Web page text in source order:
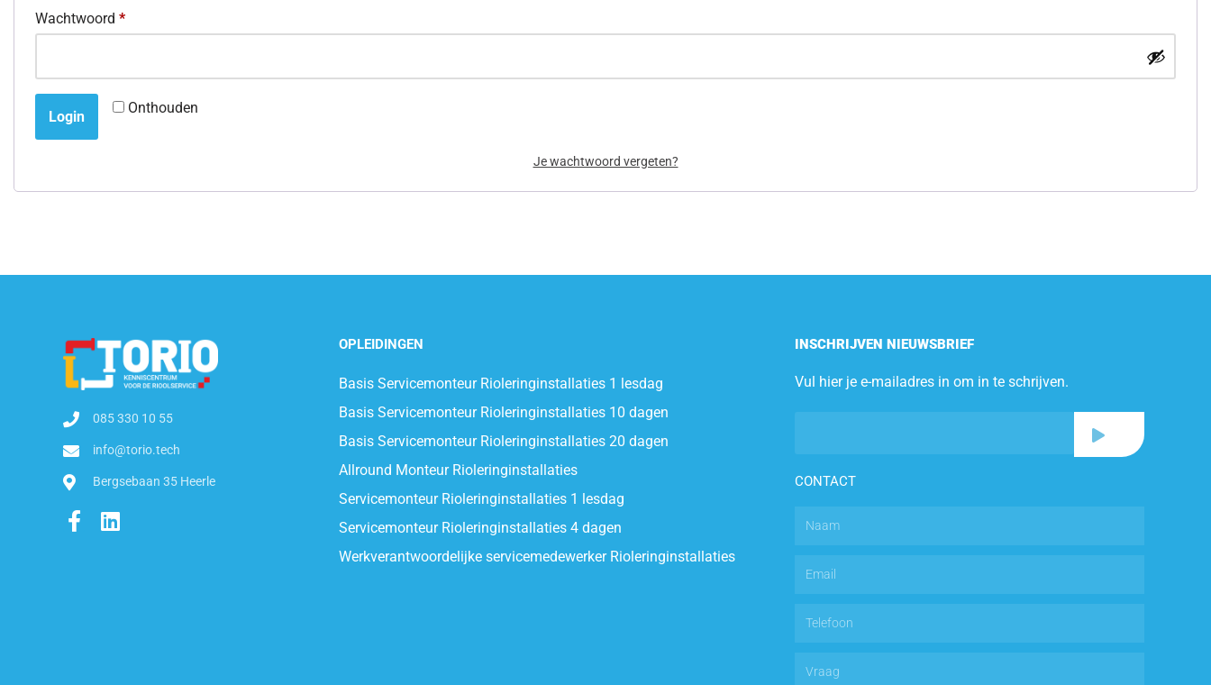
Wachtwoord *
Onthouden
Login
Je wachtwoord vergeten?
085 330 10 55
info@torio.tech
Bergsebaan 35 Heerle
OPLEIDINGEN
Basis Servicemonteur Rioleringinstallaties 1 lesdag
Basis Servicemonteur Rioleringinstallaties 10 dagen
Basis Servicemonteur Rioleringinstallaties 20 dagen
Allround Monteur Rioleringinstallaties
Servicemonteur Rioleringinstallaties 1 lesdag
Servicemonteur Rioleringinstallaties 4 dagen
Werkverantwoordelijke servicemedewerker Rioleringinstallaties
INSCHRIJVEN NIEUWSBRIEF
Vul hier je e-mailadres in om in te schrijven.
CONTACT